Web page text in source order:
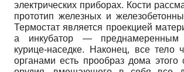
электрических приборах. Кости
прототип железных и
Термостат является проекцией
а инкубатор — преднамеренным
курице-наседке. Наконец, все тело
органами есть прообраз дома этого